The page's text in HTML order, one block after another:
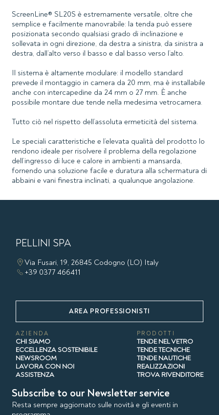
ScreenLine® SL20S è estremamente versatile, oltre che
semplice e facilmente manovrabile: la tenda può essere
posizionata secondo qualsiasi grado di inclinazione e
sollevata in ogni direzione, da destra a sinistra, da sinistra a
destra, dall’alto verso il basso e dal basso verso l’alto.
Il sistema è altamente modulare: il modello standard
prevede il montaggio in camera da 20 mm, ma è installabile
anche con intercapedine da 24 mm o 27 mm. È anche
possibile montare due tende nella medesima vetrocamera.
Tutto ciò nel rispetto dell’assoluta ermeticità del sistema.
Le speciali caratteristiche e l’elevata qualità del prodotto lo
rendono ideale per risolvere il problema della regolazione
dell’ingresso di luce e calore in ambienti a mansarda,
fornendo una soluzione facile e duratura alla schermatura di
abbaini e vani finestra inclinati, a qualunque angolazione.
PELLINI SPA
Via Fusari, 19, 26845 Codogno (LO) Italy
+39 0377 466411
AREA PROFESSIONISTI
AZIENDA
CHI SIAMO
ECCELLENZA SOSTENIBILE
NEWSROOM
LAVORA CON NOI
ASSISTENZA
PRODOTTI
TENDE NEL VETRO
TENDE TECNICHE
TENDE NAUTICHE
REALIZZAZIONI
TROVA RIVENDITORE
Subscribe to our Newsletter service
Resta sempre aggiornato sulle novità e gli eventi in